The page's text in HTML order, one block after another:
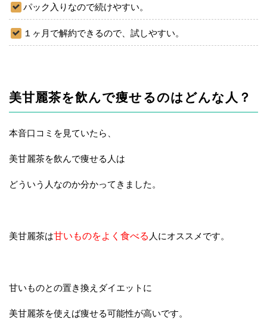
パック入りなので続けやすい。
１ヶ月で解約できるので、試しやすい。
美甘麗茶を飲んで痩せるのはどんな人？
本音口コミを見ていたら、
美甘麗茶を飲んで痩せる人は
どういう人なのか分かってきました。
美甘麗茶は甘いものをよく食べる 人にオススメです。
甘いものとの置き換えダイエットに
美甘麗茶を使えば痩せる可能性が高いです。